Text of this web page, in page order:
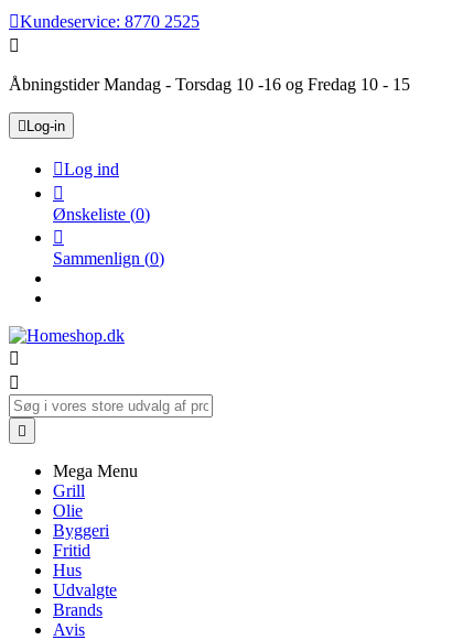
Kundeservice: 8770 2525

Åbningstider Mandag - Torsdag 10 -16 og Fredag 10 - 15
 Log-in
Log ind

Ønskeliste (0)

Sammenlign (0)



Mega Menu
Grill
Olie
Byggeri
Fritid
Hus
Udvalgte
Brands
Avis